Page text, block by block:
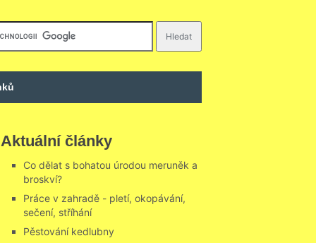
Aktuální články
Co dělat s bohatou úrodou meruněk a
broskví?
Práce v zahradě - pletí, okopávání,
sečení, stříhání
Pěstování kedlubny